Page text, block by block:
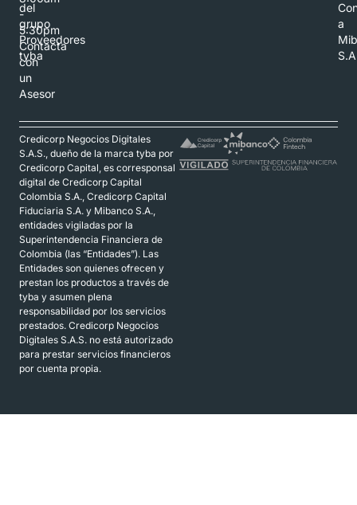
-
5:30pm
Contacta
con
un
Asesor
del
grupo
Proveedores
tyba
a
Credicorp Negocios Digitales
S.A.S., dueño de la marca tyba por
Credicorp Capital, es corresponsal
digital de Credicorp Capital
Colombia S.A., Credicorp Capital
Fiduciaria S.A. y Mibanco S.A.,
entidades vigiladas por la
Superintendencia Financiera de
Colombia (las “Entidades”). Las
Entidades son quienes ofrecen y
prestan los productos a través de
tyba y asumen plena
responsabilidad por los servicios
prestados. Credicorp Negocios
Digitales S.A.S. no está autorizado
para prestar servicios financieros
por cuenta propia.